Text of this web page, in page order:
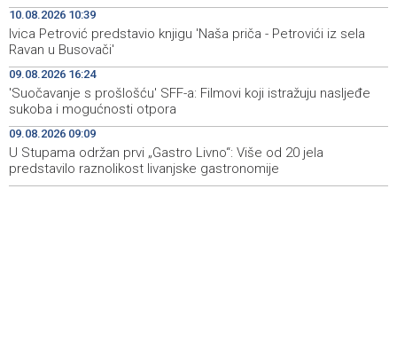
EU has no clear plan for Western Balkans
11:30
Buldić-Bešić: Svaka doza darovane krvi predstavlja novu
priliku za nastavak liječenja i ozdravljenje
11:29 Jedna osoba teško povrijeđena u pucnjavi u Brčkom
11:28
Mađarski javni servis mjesec bez vijesti, nova vlast
najavljuje obnovu medijskog sistema
10.08.2026 10:39
Ivica Petrović predstavio knjigu 'Naša priča - Petrovići iz sela
Ravan u Busovači'
09.08.2026 16:24
'Suočavanje s prošlošću' SFF-a: Filmovi koji istražuju nasljeđe
sukoba i mogućnosti otpora
09.08.2026 09:09
U Stupama održan prvi „Gastro Livno“: Više od 20 jela
predstavilo raznolikost livanjske gastronomije